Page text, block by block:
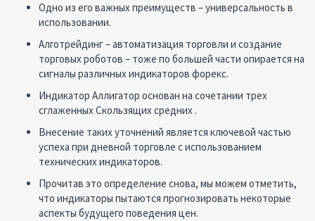
Одно из его важных преимуществ – универсальность в
использовании.
Алготрейдинг – автоматизация торговли и создание
торговых роботов – тоже по большей части опирается на
сигналы различных индикаторов форекс.
Индикатор Аллигатор основан на сочетании трех
сглаженных Скользящих средних .
Внесение таких уточнений является ключевой частью
успеха при дневной торговле с использованием
технических индикаторов.
Прочитав это определение снова, мы можем отметить,
что индикаторы пытаются прогнозировать некоторые
аспекты будущего поведения цен.